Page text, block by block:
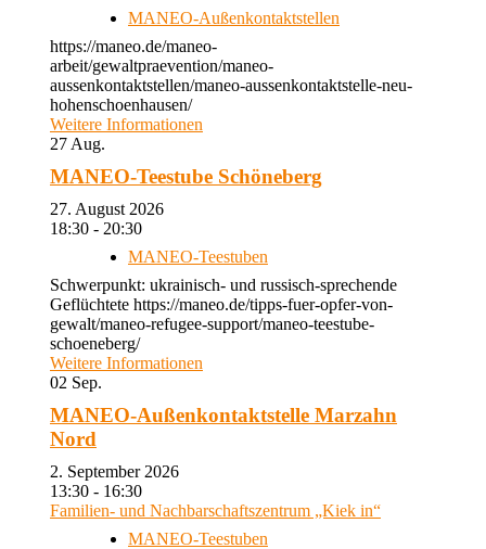
MANEO-Außenkontaktstellen
https://maneo.de/maneo-
arbeit/gewaltpraevention/maneo-
aussenkontaktstellen/maneo-aussenkontaktstelle-neu-
hohenschoenhausen/
Weitere Informationen
27 Aug.
MANEO-Teestube Schöneberg
27. August 2026
18:30 - 20:30
MANEO-Teestuben
Schwerpunkt: ukrainisch- und russisch-sprechende
Geflüchtete https://maneo.de/tipps-fuer-opfer-von-
gewalt/maneo-refugee-support/maneo-teestube-
schoeneberg/
Weitere Informationen
02 Sep.
MANEO-Außenkontaktstelle Marzahn
Nord
2. September 2026
13:30 - 16:30
Familien- und Nachbarschaftszentrum „Kiek in“
MANEO-Teestuben